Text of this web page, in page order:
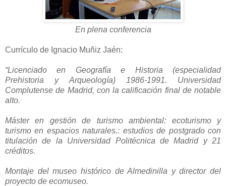
En plena conferencia
Currículo de Ignacio Muñiz Jaén:
“Licenciado en Geografía e Historia (especialidad
Prehistoria y Arqueología) 1986-1991. Universidad
Complutense de Madrid, con la calificación final de notable
alto.
Máster en gestión de turismo ambiental: ecoturismo y
turismo en espacios naturales.: estudios de postgrado con
titulación de la Universidad Politécnica de Madrid y 21
créditos.
Montaje del museo histórico de Almedinilla y director del
proyecto de ecomuseo.